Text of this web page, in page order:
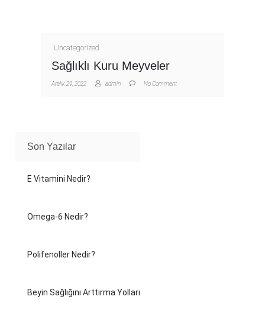
Uncategorized
Sağlıklı Kuru Meyveler
Aralık 29, 2022 admin No Comment
Son Yazılar
E Vitamini Nedir?
Omega-6 Nedir?
Polifenoller Nedir?
Beyin Sağlığını Arttırma Yolları